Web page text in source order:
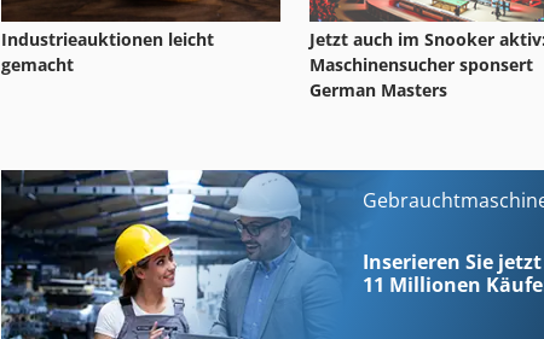
Industrieauktionen leicht
gemacht
Jetzt auch im Snooker aktiv:
Maschinensucher sponsert
German Masters
Inserieren Sie jetzt
11 Millionen